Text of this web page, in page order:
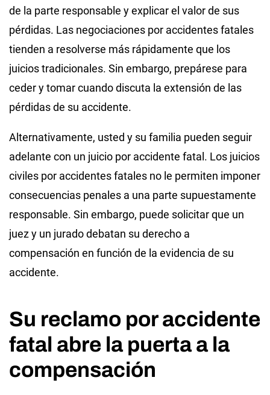
de la parte responsable y explicar el valor de sus
pérdidas. Las negociaciones por accidentes fatales
tienden a resolverse más rápidamente que los
juicios tradicionales. Sin embargo, prepárese para
ceder y tomar cuando discuta la extensión de las
pérdidas de su accidente.
Alternativamente, usted y su familia pueden seguir
adelante con un juicio por accidente fatal. Los juicios
civiles por accidentes fatales no le permiten imponer
consecuencias penales a una parte supuestamente
responsable. Sin embargo, puede solicitar que un
juez y un jurado debatan su derecho a
compensación en función de la evidencia de su
accidente.
Su reclamo por accidente
fatal abre la puerta a la
compensación